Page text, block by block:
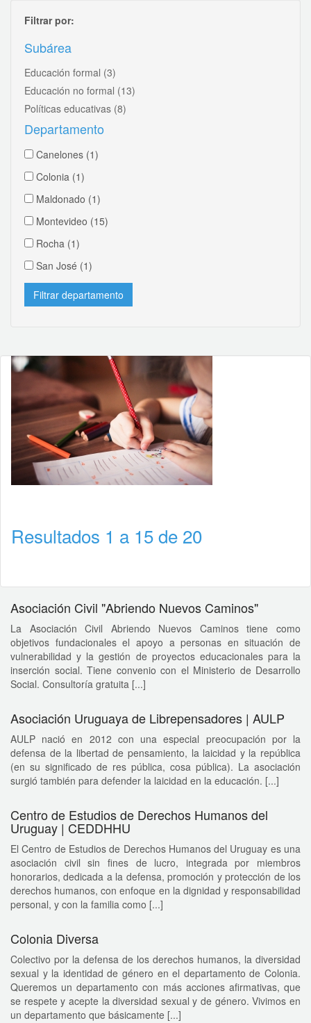
Filtrar por:
Subárea
Educación formal (3)
Educación no formal (13)
Políticas educativas (8)
Departamento
Canelones (1)
Colonia (1)
Maldonado (1)
Montevideo (15)
Rocha (1)
San José (1)
Resultados 1 a 15 de 20
Asociación Civil "Abriendo Nuevos Caminos"
La Asociación Civil Abriendo Nuevos Caminos tiene como
objetivos fundacionales el apoyo a personas en situación de
vulnerabilidad y la gestión de proyectos educacionales para la
inserción social. Tiene convenio con el Ministerio de Desarrollo
Social. Consultoría gratuita [...]
Asociación Uruguaya de Librepensadores | AULP
AULP nació en 2012 con una especial preocupación por la
defensa de la libertad de pensamiento, la laicidad y la república
(en su significado de res pública, cosa pública). La asociación
surgió también para defender la laicidad en la educación. [...]
Centro de Estudios de Derechos Humanos del
Uruguay | CEDDHHU
El Centro de Estudios de Derechos Humanos del Uruguay es una
asociación civil sin fines de lucro, integrada por miembros
honorarios, dedicada a la defensa, promoción y protección de los
derechos humanos, con enfoque en la dignidad y responsabilidad
personal, y con la familia como [...]
Colonia Diversa
Colectivo por la defensa de los derechos humanos, la diversidad
sexual y la identidad de género en el departamento de Colonia.
Queremos un departamento con más acciones afirmativas, que
se respete y acepte la diversidad sexual y de género. Vivimos en
un departamento que básicamente [...]